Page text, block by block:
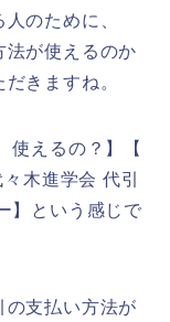
のために、
法が使えるのか
きますね。
使えるの？】【
木進学会 代引
】という感じで
の支払い方法が